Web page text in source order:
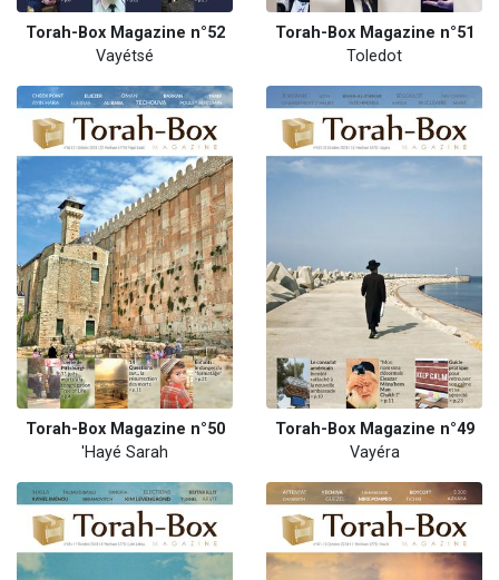
Torah-Box Magazine n°52
Vayétsé
Torah-Box Magazine n°51
Toledot
Torah-Box Magazine n°50
'Hayé Sarah
Torah-Box Magazine n°49
Vayéra